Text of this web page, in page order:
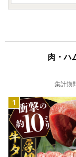
肉・ハ
集計期